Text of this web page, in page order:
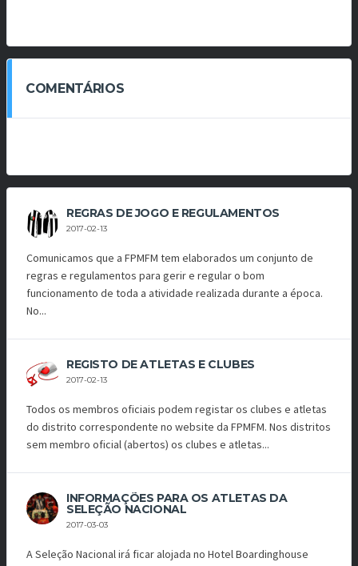
COMENTÁRIOS
REGRAS DE JOGO E REGULAMENTOS
2017-02-13
Comunicamos que a FPMFM tem elaborados um conjunto de
regras e regulamentos para gerir e regular o bom
funcionamento de toda a atividade realizada durante a época.
No...
REGISTO DE ATLETAS E CLUBES
2017-02-13
Todos os membros oficiais podem registar os clubes e atletas
do distrito correspondente no website da FPMFM. Nos distritos
sem membro oficial (abertos) os clubes e atletas...
INFORMAÇÕES PARA OS ATLETAS DA
SELEÇÃO NACIONAL
2017-03-03
A Seleção Nacional irá ficar alojada no Hotel Boardinghouse